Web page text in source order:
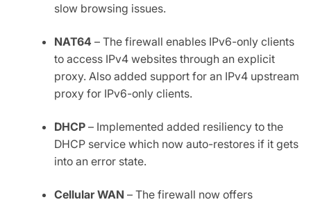
slow browsing issues.
NAT64 – The firewall enables IPv6-only clients
to access IPv4 websites through an explicit
proxy. Also added support for an IPv4 upstream
proxy for IPv6-only clients.
DHCP – Implemented added resiliency to the
DHCP service which now auto-restores if it gets
into an error state.
Cellular WAN – The firewall now offers